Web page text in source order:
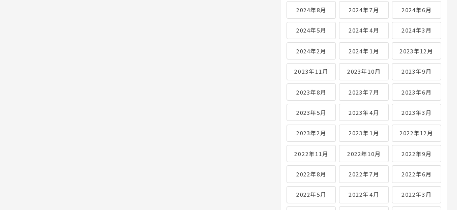
2024年8月 2024年7月 2024年6月
2024年5月 2024年4月 2024年3月
2024年2月 2024年1月 2023年12月
2023年11月 2023年10月 2023年9月
2023年8月 2023年7月 2023年6月
2023年5月 2023年4月 2023年3月
2023年2月 2023年1月 2022年12月
2022年11月 2022年10月 2022年9月
2022年8月 2022年7月 2022年6月
2022年5月 2022年4月 2022年3月